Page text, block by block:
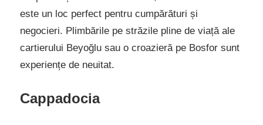
este un loc perfect pentru cumpărături și
negocieri. Plimbările pe străzile pline de viață ale
cartierului Beyoğlu sau o croazieră pe Bosfor sunt
experiențe de neuitat.
Cappadocia